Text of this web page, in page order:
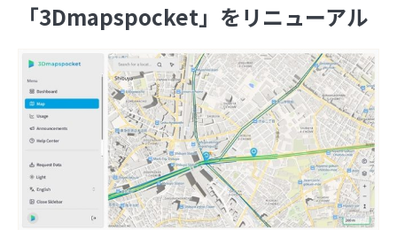
「3Dmapspocket」をリニューアル